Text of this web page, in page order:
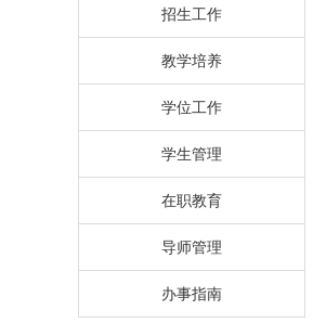
招生工作
教学培养
学位工作
学生管理
在职教育
导师管理
办事指南